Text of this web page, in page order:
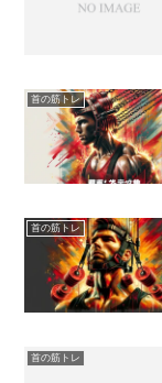
首の筋トレ
首の筋トレ
首の筋トレ